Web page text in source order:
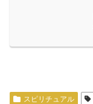
スピリチュアル